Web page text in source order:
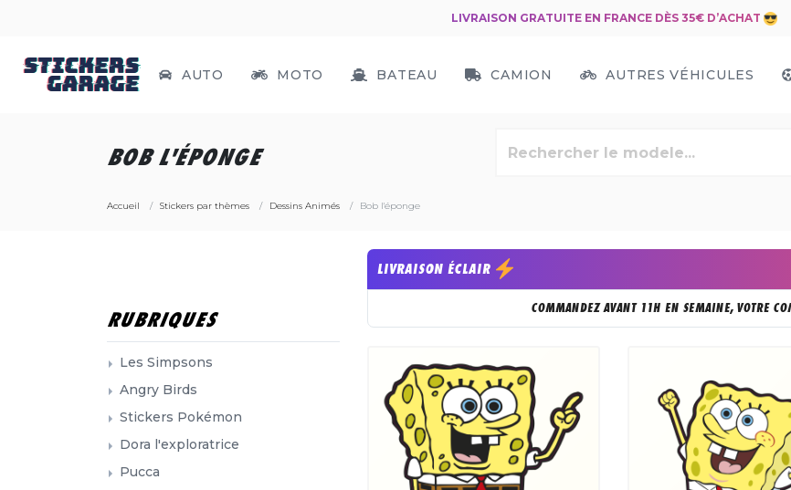
LIVRAISON GRATUITE EN FRANCE DÈS 35€ D’ACHAT
AUTO MOTO BATEAU CAMION AUTRES VÉHICULES
BOB L'ÉPONGE
Accueil Stickers par thèmes Dessins Animés Bob l'éponge
LIVRAISON ÉCLAIR
COMMANDEZ AVANT 11H EN SEMAINE, VOTRE
RUBRIQUES
Les Simpsons
Angry Birds
Stickers Pokémon
Dora l'exploratrice
Pucca